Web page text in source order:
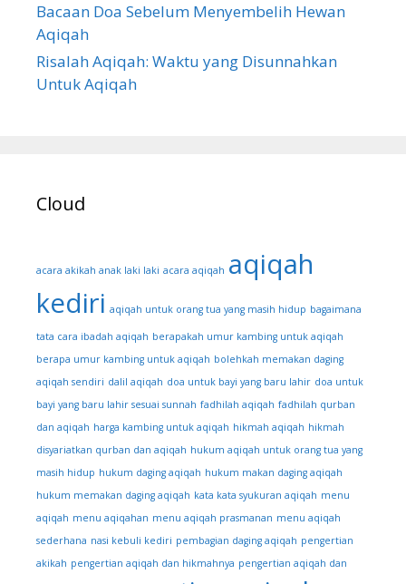
Bacaan Doa Sebelum Menyembelih Hewan
Aqiqah
Risalah Aqiqah: Waktu yang Disunnahkan
Untuk Aqiqah
Cloud
acara akikah anak laki laki acara aqiqah aqiqah
kediri aqiqah untuk orang tua yang masih hidup bagaimana
tata cara ibadah aqiqah berapakah umur kambing untuk aqiqah
berapa umur kambing untuk aqiqah bolehkah memakan daging
aqiqah sendiri dalil aqiqah doa untuk bayi yang baru lahir doa untuk
bayi yang baru lahir sesuai sunnah fadhilah aqiqah fadhilah qurban
dan aqiqah harga kambing untuk aqiqah hikmah aqiqah hikmah
disyariatkan qurban dan aqiqah hukum aqiqah untuk orang tua yang
masih hidup hukum daging aqiqah hukum makan daging aqiqah
hukum memakan daging aqiqah kata kata syukuran aqiqah menu
aqiqah menu aqiqahan menu aqiqah prasmanan menu aqiqah
sederhana nasi kebuli kediri pembagian daging aqiqah pengertian
akikah pengertian aqiqah dan hikmahnya pengertian aqiqah dan